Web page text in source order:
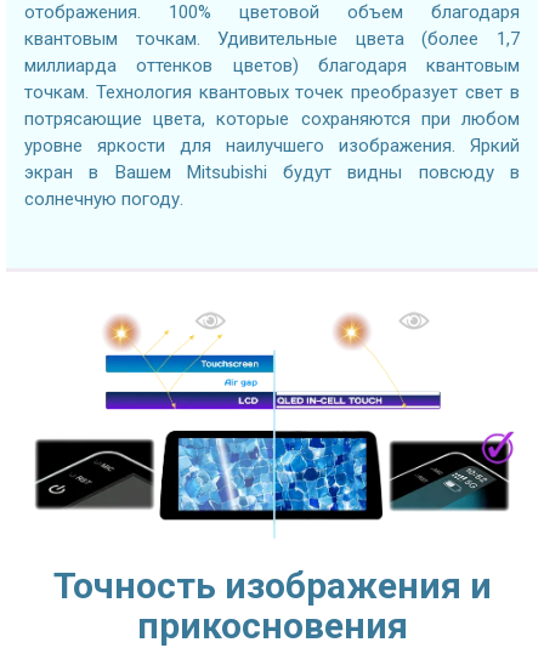
отображения. 100% цветовой объем благодаря
квантовым точкам. Удивительные цвета (более 1,7
миллиарда оттенков цветов) благодаря квантовым
точкам. Технология квантовых точек преобразует свет в
потрясающие цвета, которые сохраняются при любом
уровне яркости для наилучшего изображения. Яркий
экран в Вашем Mitsubishi будут видны повсюду в
солнечную погоду.
Точность изображения и
прикосновения